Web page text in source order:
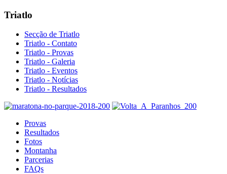
Triatlo
Secção de Triatlo
Triatlo - Contato
Triatlo - Provas
Triatlo - Galeria
Triatlo - Eventos
Triatlo - Notícias
Triatlo - Resultados
Provas
Resultados
Fotos
Montanha
Parcerias
FAQs